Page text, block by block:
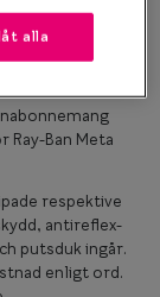
Trender
Ray-Ban Meta
respektive
antireflex-
putsduk ingår.
enligt ord.
alla